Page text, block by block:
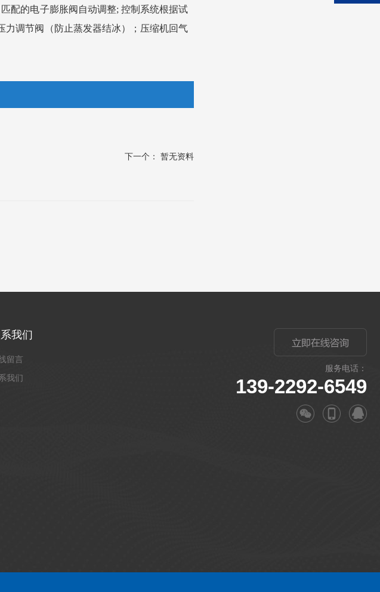
配的电子膨胀阀自动调整; 控制系统根据试
力调节阀（防止蒸发器结冰）；压缩机回气
下一个： 暂无资料
服务电话：
139-2292-6549
我们
留言
我们